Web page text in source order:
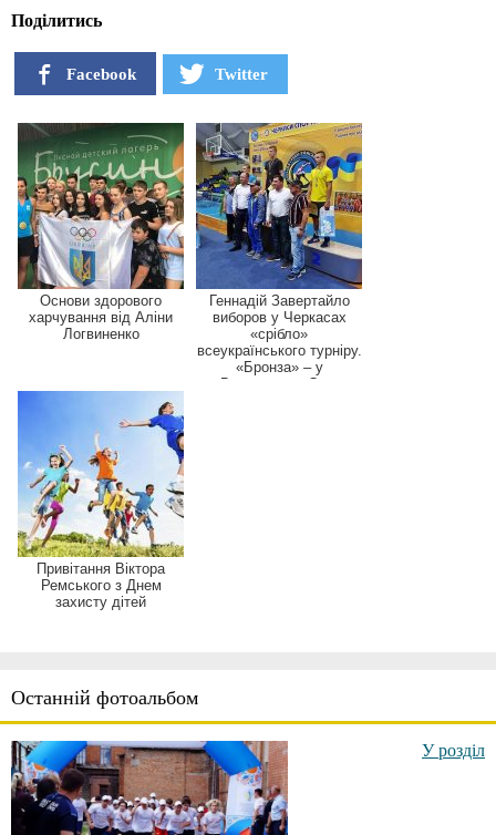
Останній фотоальбом
У розділ
Поділитись
Facebook Twitter
Основи здорового
харчування від Аліни
Логвиненко
Геннадій Завертайло
виборов у Черкасах
«срібло»
всеукраїнського турніру.
«Бронза» – у
Владислава Єв...
Привітання Віктора
Ремського з Днем
захисту дітей